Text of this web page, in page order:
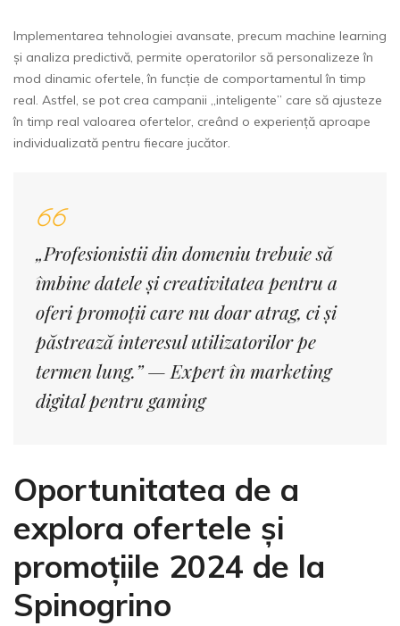
Implementarea tehnologiei avansate, precum machine learning
și analiza predictivă, permite operatorilor să personalizeze în
mod dinamic ofertele, în funcție de comportamentul în timp
real. Astfel, se pot crea campanii „inteligente” care să ajusteze
în timp real valoarea ofertelor, creând o experiență aproape
individualizată pentru fiecare jucător.
„Profesionistii din domeniu trebuie să
îmbine datele și creativitatea pentru a
oferi promoții care nu doar atrag, ci și
păstrează interesul utilizatorilor pe
termen lung.” — Expert în marketing
digital pentru gaming
Oportunitatea de a
explora ofertele și
promoțiile 2024 de la
Spinogrino